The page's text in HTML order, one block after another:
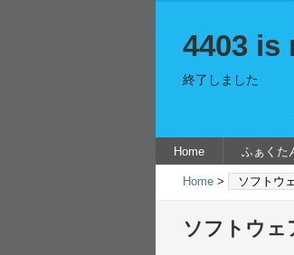
4403 is
終了しました
Home ふぁくた
Home > ソフトウ
ソフトウェ